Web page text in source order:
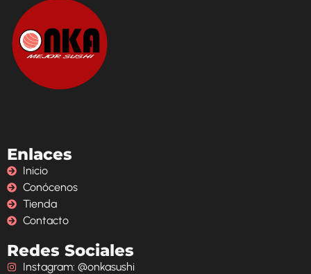
Enlaces
Inicio
Conócenos
Tienda
Contacto
Redes Sociales
Instagram: @onkasushi